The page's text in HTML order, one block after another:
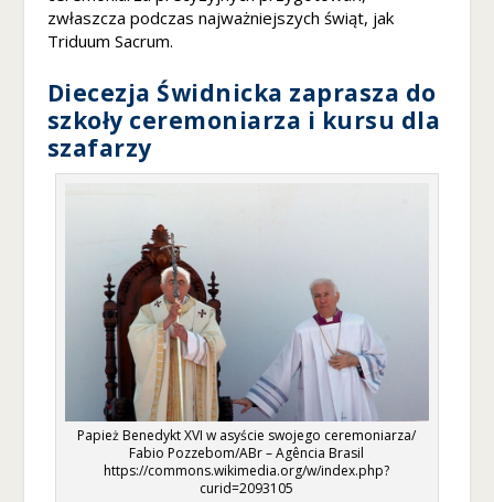
zwłaszcza podczas najważniejszych świąt, jak
Triduum Sacrum.
Diecezja Świdnicka zaprasza do
szkoły ceremoniarza i kursu dla
szafarzy
Papież Benedykt XVI w asyście swojego ceremoniarza/
Fabio Pozzebom/ABr – Agência Brasil
https://commons.wikimedia.org/w/index.php?
curid=2093105
je
st
w
ia
c
z
e
ni
e